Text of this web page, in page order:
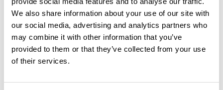
We also share information about your use of our site with
our social media, advertising and analytics partners who
may combine it with other information that you’ve
provided to them or that they’ve collected from your use
of their services.
Ajouter un avis